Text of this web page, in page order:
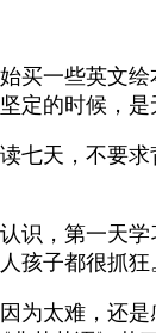
买一些英文
定的时候，是
七天，不要
识，第一天
孩子都很抓狂
太难，还是